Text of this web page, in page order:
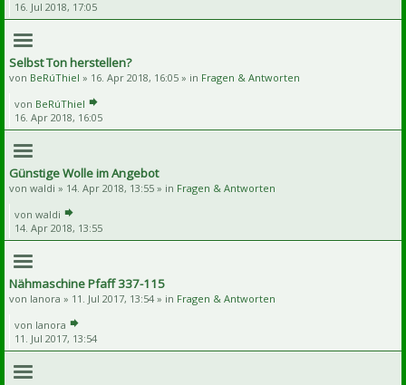
16. Jul 2018, 17:05
Selbst Ton herstellen?
von BeRúThiel » 16. Apr 2018, 16:05 » in Fragen & Antworten
von BeRúThiel
16. Apr 2018, 16:05
Günstige Wolle im Angebot
von waldi » 14. Apr 2018, 13:55 » in Fragen & Antworten
von waldi
14. Apr 2018, 13:55
Nähmaschine Pfaff 337-115
von lanora » 11. Jul 2017, 13:54 » in Fragen & Antworten
von lanora
11. Jul 2017, 13:54